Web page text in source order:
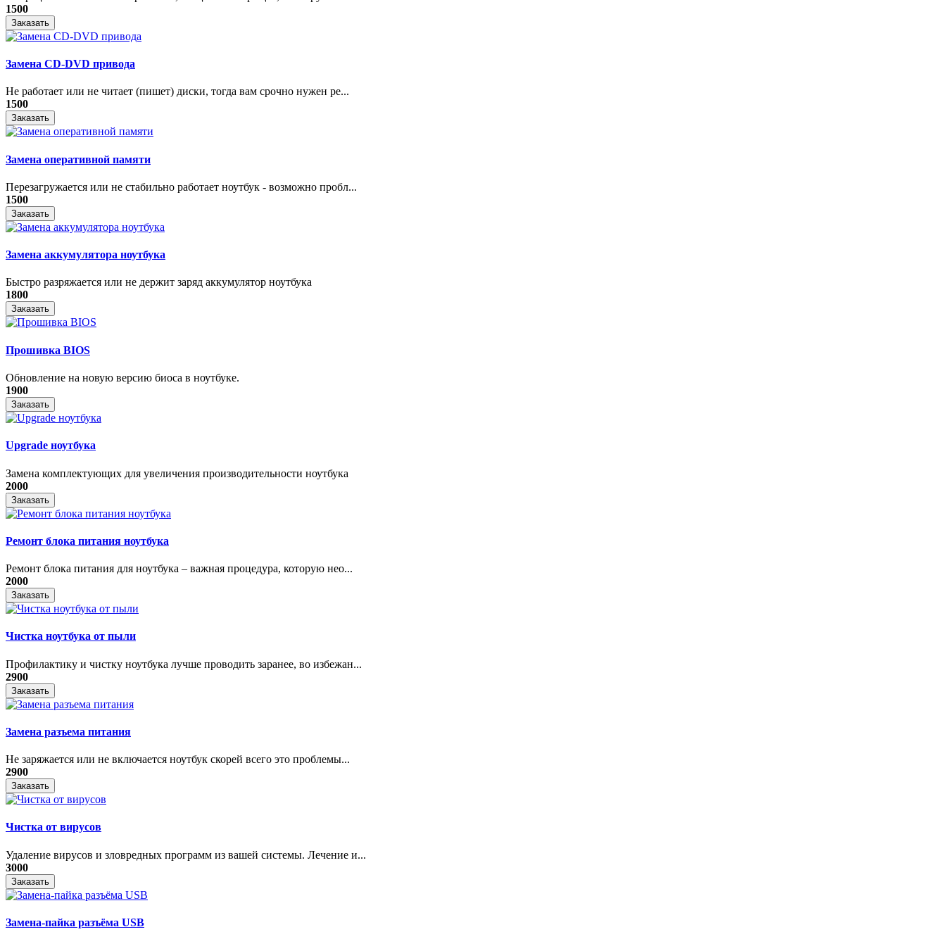
1500
Заказать
Замена CD-DVD привода
Не работает или не читает (пишет) диски, тогда вам срочно нужен ре...
1500
Заказать
Замена оперативной памяти
Перезагружается или не стабильно работает ноутбук - возможно пробл...
1500
Заказать
Замена аккумулятора ноутбука
Быстро разряжается или не держит заряд аккумулятор ноутбука
1800
Заказать
Прошивка BIOS
Обновление на новую версию биоса в ноутбуке.
1900
Заказать
Upgrade ноутбука
Замена комплектующих для увеличения производительности ноутбука
2000
Заказать
Ремонт блока питания ноутбука
​Ремонт блока питания для ноутбука – важная процедура, которую нео...
2000
Заказать
Чистка ноутбука от пыли
Профилактику и чистку ноутбука лучше проводить заранее, во избежан...
2900
Заказать
Замена разъема питания
Не заряжается или не включается ноутбук скорей всего это проблемы...
2900
Заказать
Чистка от вирусов
Удаление вирусов и зловредных программ из вашей системы. Лечение и...
3000
Заказать
Замена-пайка разъёма USB